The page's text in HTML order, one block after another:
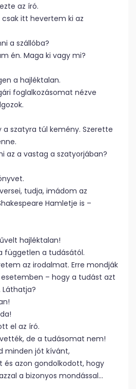
az író.
itt hevertem ki az
a szállóba?
én. Maga ki vagy mi?
a hajléktalan.
foglalkozásomat nézve
a szatyra túl kemény. Szerette
az a vastag a szatyorjában?
tudja, imádom az
Hamletje is –
hajléktalan!
független a tudásától.
az irodalmat. Erre mondják
– hogy a tudást azt
Láthatja?
el az író.
de a tudásomat nem!
minden jót kívánt,
azon gondolkodott, hogy
a bizonyos mondással…